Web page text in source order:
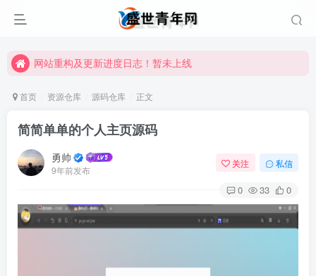
网站重构及更新进度日志！暂未上线
网站重构及更新进度日志！暂未上线
首页 资源仓库 源码仓库 正文
简简单单的个人主页源码
勇帅
9年前发布
关注 私信
0 33 0